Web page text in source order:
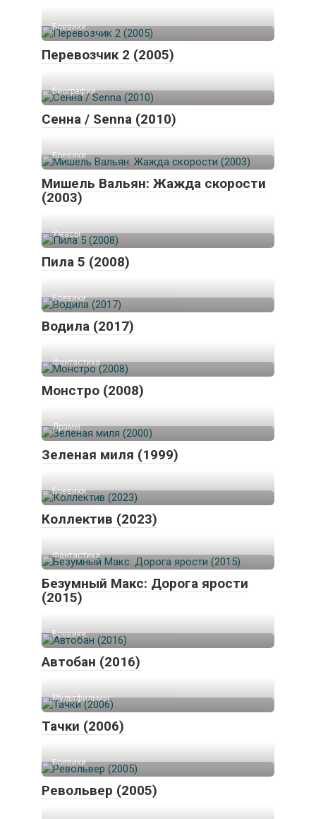
Боевики
Перевозчик 2 (2005)
Биографии
Сенна / Senna (2010)
Боевики
Мишель Вальян: Жажда скорости
(2003)
Ужасы
Пила 5 (2008)
Боевики
Водила (2017)
Фантастика
Монстро (2008)
Драмы
Зеленая миля (1999)
Боевики
Коллектив (2023)
Фантастика
Безумный Макс: Дорога ярости
(2015)
Боевики
Автобан (2016)
Мультфильмы
Тачки (2006)
Боевики
Револьвер (2005)